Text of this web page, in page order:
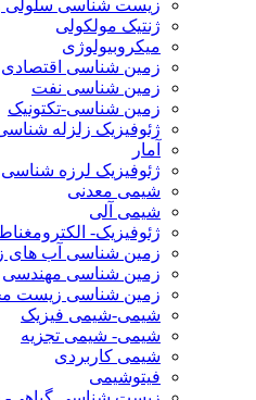
زیست شناسی سلولی
ژنتیک مولکولی
میکروبیولوژی
زمین شناسی اقتصادی
زمین شناسی نفت
زمین شناسی-تکتونیک
ژئوفیزیک زلزله
آمار
ژئوفیزیک لرزه شناسی
شیمی معدنی
شیمی آلی
ژئوفیزیک-
زمین شناسی آب های
زمین شناسی مهندسی
زمین شناسی زیست
شیمی-شیمی فیزیک
شیمی- شیمی تجزیه
شیمی کاربردی
فیتوشیمی